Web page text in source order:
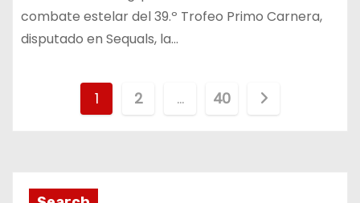
combate estelar del 39.º Trofeo Primo Carnera,
disputado en Sequals, la…
1 2 … 40